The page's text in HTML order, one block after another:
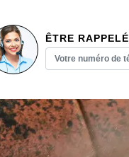
ÊTRE RAPPELÉ